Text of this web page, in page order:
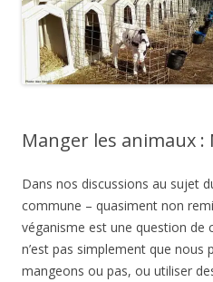
Manger les animaux :
Dans nos discussions au sujet
commune – quasiment non
véganisme est une question de
n’est pas simplement que nous
mangeons ou pas, ou utiliser